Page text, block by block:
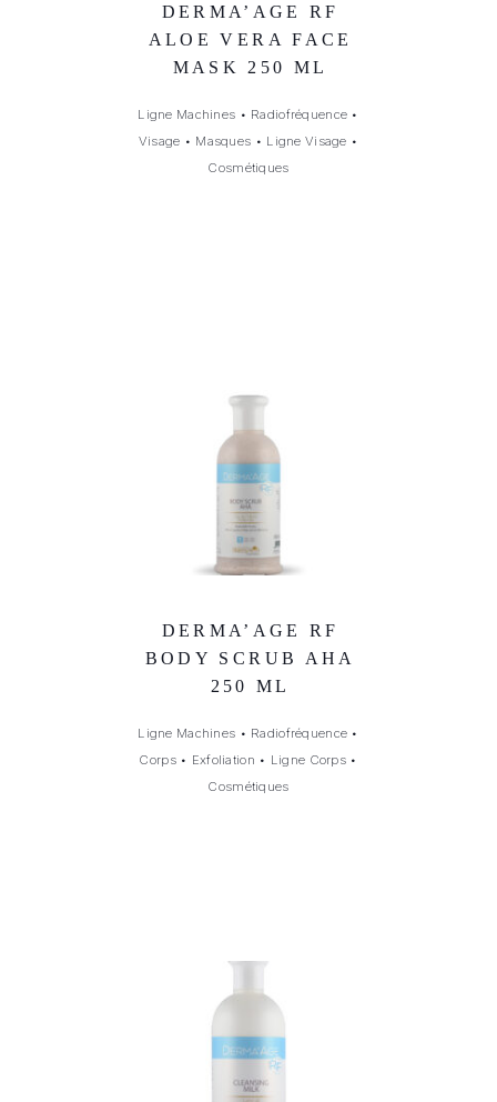
DERMA’AGE RF
ALOE VERA FACE
MASK 250 ML
Ligne Machines • Radiofréquence •
Visage • Masques • Ligne Visage •
Cosmétiques
DERMA’AGE RF
BODY SCRUB AHA
250 ML
Ligne Machines • Radiofréquence •
Corps• Exfoliation • Ligne Corps•
Cosmétiques